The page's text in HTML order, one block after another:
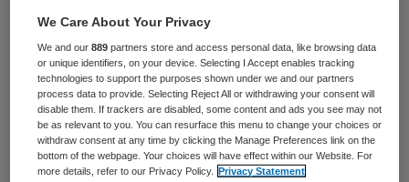
Medicinfo. Uit het onderzoek komt echter
ook naar voren dat de mogelijkheden op het
gebied van zorg op afstand nog relatief
onbekend zijn, waardoor bij een kwart van
de Nederlanders nog twijfels moeten
worden weggenomen voordat zij gebruik
We Care About Your Privacy
We and our889 partners store and access personal data, like browsing data
or unique identifiers, on your device. Selecting I Accept enables tracking
technologies to support the purposes shown under we and our partners
process data to provide. Selecting Reject All or withdrawing your consent will
disable them. If trackers are disabled, some content and ads you see may not
be as relevant to you. You can resurface this menu to change your choices or
withdraw consent at any time by clicking the Manage Preferences link on the
bottom of the webpage. Your choices will have effect within our Website. For
more details, refer to our Privacy Policy.
Privacy Statement